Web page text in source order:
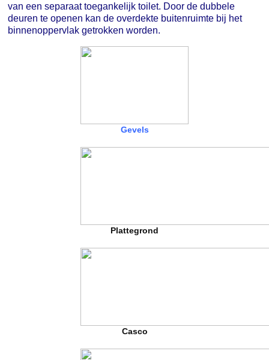
van een separaat toegankelijk toilet. Door de dubbele
deuren te openen kan de overdekte buitenruimte bij het
binnenoppervlak getrokken worden.
Gevels
Plattegrond
Casco